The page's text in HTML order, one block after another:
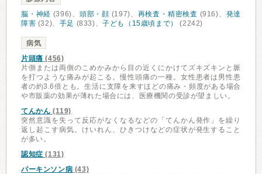
脳・神経 (396)、 頭部・顔 (197)、 再検査・精密検査 (916)、 発達
障害 (32)、 手足 (833)、子ども（15歳頃まで） (2242)
病気
片頭痛 (456)
片側または両側のこめかみから目の近くにかけてズキズキンと脈
を打つような痛みが起こる。慢性頭痛の一種。女性患者は男性患
者の約3.6倍とも。生活に支障を来すほどの痛み・頻度がある場合
や市販薬の効果が薄れた場合には、医療機関の受診が望ましい。
てんかん (119)
突然意識を失って反応がなくなるなどの「てんかん発作」を繰り
返し起こす病気。けいれん、ひきつけなどの症状が発生すること
が多い。
認知症 (131)
パーキンソン病 (43)